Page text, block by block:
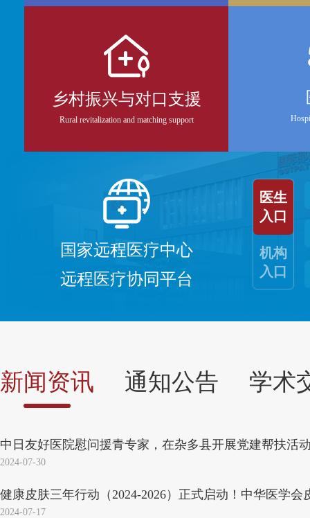
乡村振兴与对口支援
Rural revitalization and matching support
国家远程医疗中心
远程医疗协同平台
医生
入口
机构
入口
新闻资讯 通知公告 学术
中日友好医院慰问援青专家，在杂多县开展党建帮扶活
2024-07-30
健康皮肤三年行动（2024-2026）正式启动！中华医学会
2024-07-17